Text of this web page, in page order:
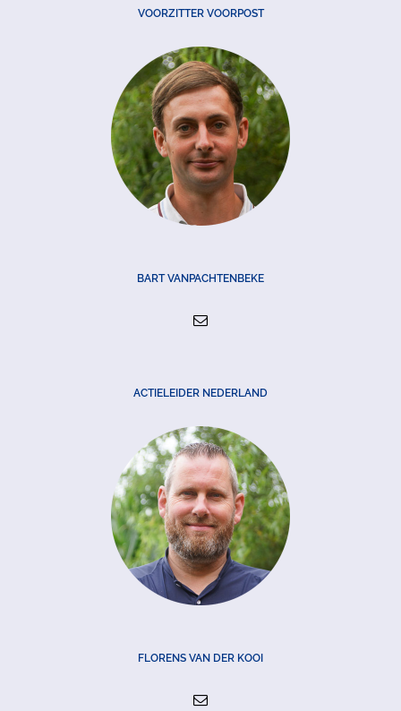
VOORZITTER VOORPOST
BART VANPACHTENBEKE
ACTIELEIDER NEDERLAND
FLORENS VAN DER KOOI